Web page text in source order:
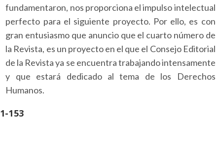
fundamentaron, nos proporciona el impulso intelectual
perfecto para el siguiente proyecto. Por ello, es con
gran entusiasmo que anuncio que el cuarto número de
la Revista, es un proyecto en el que el Consejo Editorial
de la Revista ya se encuentra trabajando intensamente
y que estará dedicado al tema de los Derechos
Humanos.
1-153